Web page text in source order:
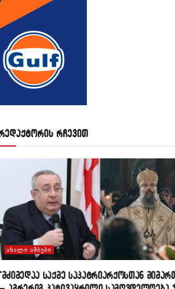
რჩევით
ᲐᲮᲐᲚᲘ ᲐᲛᲑᲔᲑᲘ
საქმე საპატრიარქოსთან